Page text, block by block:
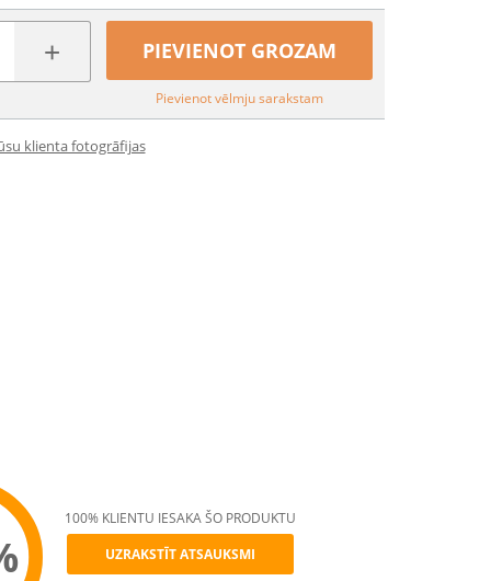
+ PIEVIENOT GROZAM
Pievienot vēlmju sarakstam
klienta fotogrāfijas
100% KLIENTU IESAKA ŠO PRODUKTU
UZRAKSTĪT ATSAUKSMI